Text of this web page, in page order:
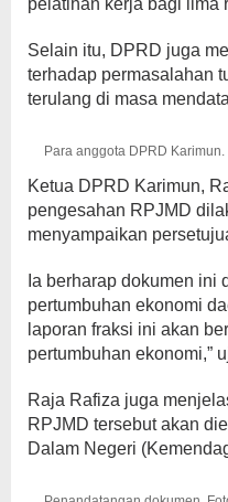
Selain itu, DPRD juga
terhadap permasalahan
terulang di masa
Para anggota DPRD Karimun.
Ketua DPRD Karimun,
pengesahan RPJMD
menyampaikan
Ia berharap dokumen ini
pertumbuhan ekonomi
laporan fraksi ini akan
pertumbuhan ekonomi,”
Raja Rafiza juga
RPJMD tersebut akan
Dalam Negeri